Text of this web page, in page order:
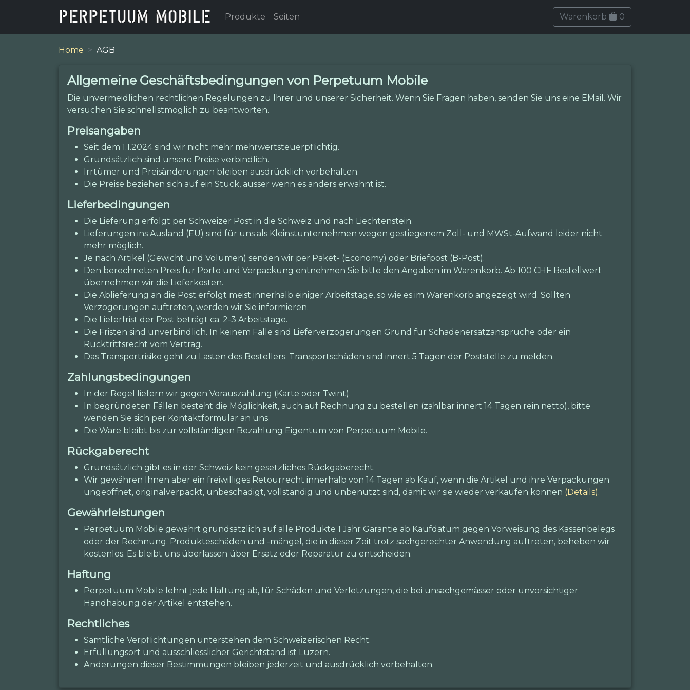
Produkte Seiten Warenkorb 0
Home AGB
Allgemeine Geschäftsbedingungen von Perpetuum Mobile
Die unvermeidlichen rechtlichen Regelungen zu Ihrer und unserer Sicherheit. Wenn Sie Fragen haben, senden Sie uns eine EMail. Wir
versuchen Sie schnellstmöglich zu beantworten.
Preisangaben
Seit dem 1.1.2024 sind wir nicht mehr mehrwertsteuerpflichtig.
Grundsätzlich sind unsere Preise verbindlich.
Irrtümer und Preisänderungen bleiben ausdrücklich vorbehalten.
Die Preise beziehen sich auf ein Stück, ausser wenn es anders erwähnt ist.
Lieferbedingungen
Die Lieferung erfolgt per Schweizer Post in die Schweiz und nach Liechtenstein.
Lieferungen ins Ausland (EU) sind für uns als Kleinstunternehmen wegen gestiegenem Zoll- und MWSt-Aufwand leider nicht
mehr möglich.
Je nach Artikel (Gewicht und Volumen) senden wir per Paket- (Economy) oder Briefpost (B-Post).
Den berechneten Preis für Porto und Verpackung entnehmen Sie bitte den Angaben im Warenkorb. Ab 100 CHF Bestellwert
übernehmen wir die Lieferkosten.
Die Ablieferung an die Post erfolgt meist innerhalb einiger Arbeitstage, so wie es im Warenkorb angezeigt wird. Sollten
Verzögerungen auftreten, werden wir Sie informieren.
Die Lieferfrist der Post beträgt ca. 2-3 Arbeitstage.
Die Fristen sind unverbindlich. In keinem Falle sind Lieferverzögerungen Grund für Schadenersatzansprüche oder ein
Rücktrittsrecht vom Vertrag.
Das Transportrisiko geht zu Lasten des Bestellers. Transportschäden sind innert 5 Tagen der Poststelle zu melden.
Zahlungsbedingungen
In der Regel liefern wir gegen Vorauszahlung (Karte oder Twint).
In begründeten Fällen besteht die Möglichkeit, auch auf Rechnung zu bestellen (zahlbar innert 14 Tagen rein netto), bitte
wenden Sie sich per Kontaktformular an uns.
Die Ware bleibt bis zur vollständigen Bezahlung Eigentum von Perpetuum Mobile.
Rückgaberecht
Grundsätzlich gibt es in der Schweiz kein gesetzliches Rückgaberecht.
Wir gewähren Ihnen aber ein freiwilliges Retourrecht innerhalb von 14 Tagen ab Kauf, wenn die Artikel und ihre Verpackungen
ungeöffnet, originalverpackt, unbeschädigt, vollständig und unbenutzt sind, damit wir sie wieder verkaufen können (Details).
Gewährleistungen
Perpetuum Mobile gewährt grundsätzlich auf alle Produkte 1 Jahr Garantie ab Kaufdatum gegen Vorweisung des Kassenbelegs
oder der Rechnung. Produkteschäden und -mängel, die in dieser Zeit trotz sachgerechter Anwendung auftreten, beheben wir
kostenlos. Es bleibt uns überlassen über Ersatz oder Reparatur zu entscheiden.
Haftung
Perpetuum Mobile lehnt jede Haftung ab, für Schäden und Verletzungen, die bei unsachgemässer oder unvorsichtiger
Handhabung der Artikel entstehen.
Rechtliches
Sämtliche Verpflichtungen unterstehen dem Schweizerischen Recht.
Erfüllungsort und ausschliesslicher Gerichtstand ist Luzern.
Änderungen dieser Bestimmungen bleiben jederzeit und ausdrücklich vorbehalten.